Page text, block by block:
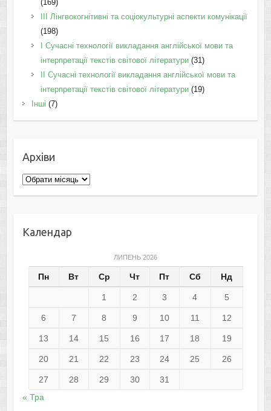
(169)
IІI Лінгвокогнітивні та соціокультурні аспекти комунікації
(198)
I Cучасні технології викладання англійської мови та
інтерпретації текстів світової літератури(31)
II Cучасні технології викладання англійської мови та
інтерпретації текстів світової літератури(19)
Інші (7)
Архіви
Архіви
Календар
ЛИПЕНЬ 2026
Пн Вт Ср Чт Пт Сб Нд
1 2 3 4 5
6 7 8 9 10 11 12
13 14 15 16 17 18 19
20 21 22 23 24 25 26
27 28 29 30
31
« Тра